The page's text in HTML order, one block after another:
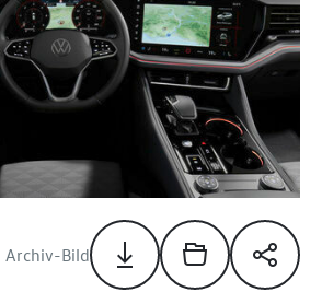
Archiv-Bild